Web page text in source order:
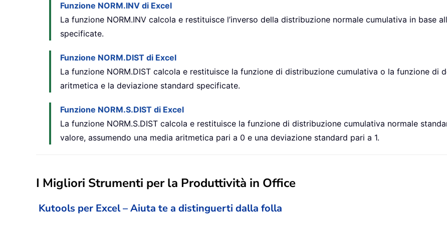
Funzione NORM.INV di Excel
La funzione NORM.INV calcola e restituisce l’inverso della distribuzione normale cumulativa in base
specificate.
Funzione NORM.DIST di Excel
La funzione NORM.DIST calcola e restituisce la funzione di distribuzione cumulativa o la funzione di
aritmetica e la deviazione standard specificate.
Funzione NORM.S.DIST di Excel
La funzione NORM.S.DIST calcola e restituisce la funzione di distribuzione cumulativa normale
valore, assumendo una media aritmetica pari a 0 e una deviazione standard pari a 1.
I Migliori Strumenti per la Produttività in Office
Kutools per Excel – Aiuta te a distinguerti dalla folla